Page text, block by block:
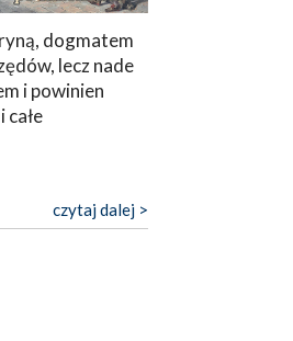
dogmatem
lecz nade
i powinien
całe
czytaj dalej >